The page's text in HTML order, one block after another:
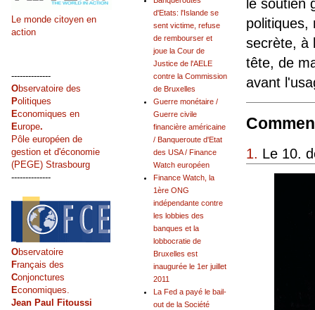
le soutien
politiques,
secrète, à
tête, de
avant
1. Le 10.
d'Etats: l'Islande se
sent victime, refuse
de rembourser et
joue la Cour de
Justice de l'AELE
contre la Commission
de Bruxelles
Guerre monétaire /
Guerre civile
financière américaine
/ Banqueroute d'Etat
des USA / Finance
Watch européen
Finance Watch, la
1ère ONG
indépendante contre
les lobbies des
banques et la
lobbocratie de
Bruxelles est
inaugurée le 1er juillet
2011
La Fed a payé le bail-
out de la Société
Le monde citoyen en
action
--------------
Observatoire des
Politiques
Economiques en
Europe.
Pôle européen de
gestion et d'économie
(PEGE) Strasbourg
--------------
Observatoire
Français des
Conjonctures
Economiques.
Jean Paul Fitoussi